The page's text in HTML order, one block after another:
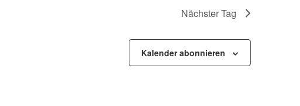
Nächster Tag
Kalender abonnieren